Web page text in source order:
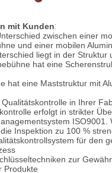
mit Kunden:
zwischen einer
und einer mobilen
liegt in der Struktur
hat eine
hat eine Maststruktur mit
in Ihrer
erfolgt in strikter
ISO9001.
Inspektion zu 100 %
für den
zur
Produkte